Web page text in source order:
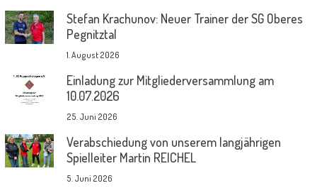
Stefan Krachunov: Neuer Trainer der SG Oberes
Pegnitztal
1. August 2026
Einladung zur Mitgliederversammlung am
10.07.2026
25. Juni 2026
Verabschiedung von unserem langjährigen
Spielleiter Martin REICHEL
5. Juni 2026